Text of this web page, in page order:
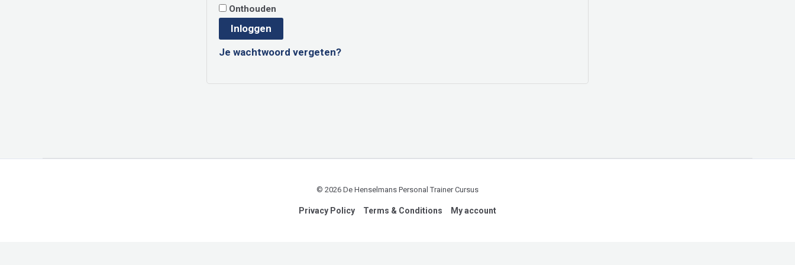
Onthouden
Inloggen
Je wachtwoord vergeten?
© 2026 De Henselmans Personal Trainer Cursus
Privacy Policy Terms & Conditions My account